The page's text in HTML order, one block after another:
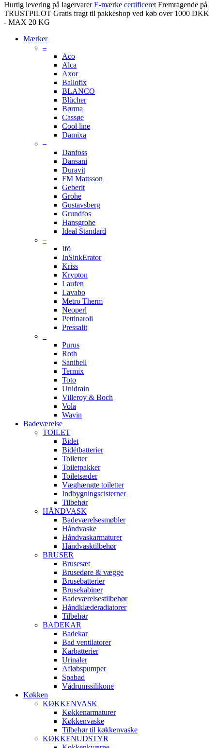
Hurtig levering på lagervarer E-mærke certificeret Fremragende på
TRUSTPILOT Gratis fragt til pakkeshop ved køb over 1000 DKK
- MAX 20 KG
Mærker
–
Aco
Alca
Axor
Ballofix
BLANCO
Blücher
Børma
Cassøe
Cool line
Damixa
–
Danfoss
Dansani
Duravit
FM Mattsson
Geberit
Grohe
Gustavsberg
Grundfos
Hansgrohe
Ideal Standard
–
Ifö
InSinkErator
Kriss
Krypton
Laufen
Lavabo
Metro Therm
Neoperl
Pettinaroli
Pressalit
–
Purus
Roth
Sanibell
Termix
Toto
Unidrain
Villeroy & Boch
Vola
Wavin
Badeværelse
TOILET
Bidet
Bidétbatterier
Toiletter
Toiletpakker
Toiletsæder
Væghængte toiletter
Indbygningscisterner
Tilbehør
HÅNDVASK
Badeværelsesmøbler
Håndvaske
Håndvaskarmaturer
Håndvasktilbehør
BRUSER
Brusesæt
Brusedøre & vægge
Brusebatterier
Brusekabiner
Badeværelsestilbehør
Håndklæderadiatorer
Tilbehør
BADEKAR
Badekar
Bad ventilatorer
Karbatterier
Urinaler
Afløbspumper
Spabad
Vådrumssilikone
Køkken
KØKKENVASK
Køkkenarmaturer
Køkkenvaske
Tilbehør til køkkenvaske
KØKKENUDSTYR